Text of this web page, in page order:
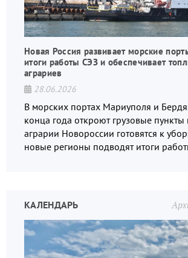
Новая Россия развивает морские
итоги работы СЭЗ и обеспечивает
аграриев
28.06.2026
В морских портах Мариуполя и
конца года откроют грузовые пункты
аграрии Новороссии готовятся к
новые регионы подводят итоги
КАЛЕНДАРЬ